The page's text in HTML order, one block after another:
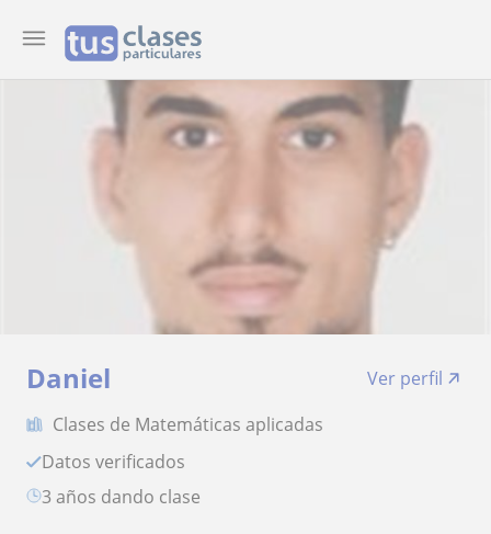
Daniel
Ver perfil
Clases de Matemáticas aplicadas
Datos verificados
3 años dando clase